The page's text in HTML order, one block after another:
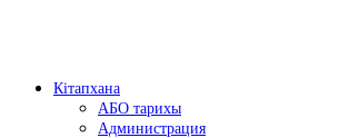
Кітапхана
АБО тарихы
Администрация